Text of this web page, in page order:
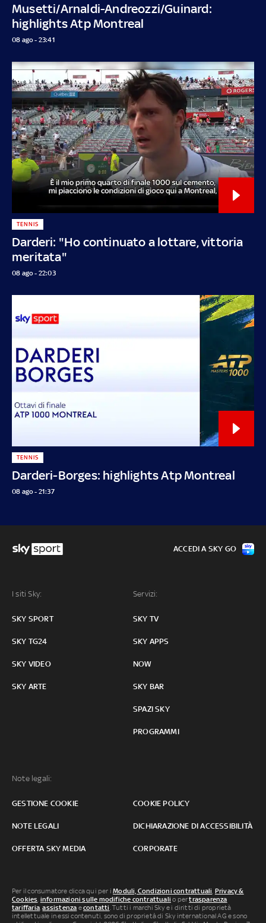
Musetti/Arnaldi-Andreozzi/Guinard:
highlights Atp Montreal
08 ago - 23:41
Darderi: "Ho continuato a lottare, vittoria
meritata"
TENNIS
08 ago - 22:03
Darderi-Borges: highlights Atp Montreal
TENNIS
08 ago - 21:37
I siti Sky:
SKY SPORT
SKY TG24
SKY VIDEO
SKY ARTE
Servizi:
SKY TV
SKY APPS
NOW
SKY BAR
SPAZI SKY
PROGRAMMI
Note legali:
GESTIONE COOKIE COOKIE POLICY
NOTE LEGALI DICHIARAZIONE DI ACCESSIBILITÀ
OFFERTA SKY MEDIA CORPORATE
ACCEDI A SKY GO
Per il consumatore clicca qui per iModuli, Condizioni contrattuali Privacy &
Cookies informazioni sulle modifiche contrattuali o pertrasparenza
tariffaria ,assistenza econtatti . Tutti i marchi Sky e i diritti di proprietà
intellettuale in essi contenuti, sono di proprietà di Sky international AG e sono